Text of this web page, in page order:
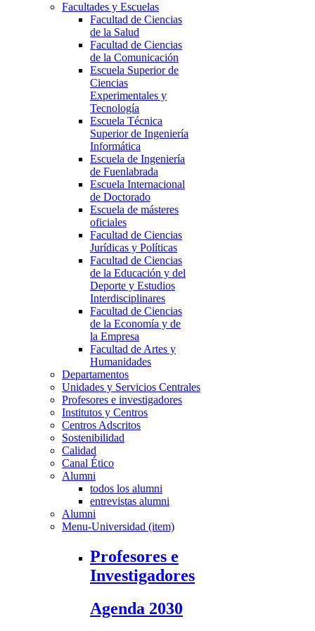
Facultades y Escuelas
Facultad de Ciencias
de la Salud
Facultad de Ciencias
de la Comunicación
Escuela Superior de
Ciencias
Experimentales y
Tecnología
Escuela Técnica
Superior de Ingeniería
Informática
Escuela de Ingeniería
de Fuenlabrada
Escuela Internacional
de Doctorado
Escuela de másteres
oficiales
Facultad de Ciencias
Jurídicas y Políticas
Facultad de Ciencias
de la Educación y del
Deporte y Estudios
Interdisciplinares
Facultad de Ciencias
de la Economía y de
la Empresa
Facultad de Artes y
Humanidades
Departamentos
Unidades y Servicios Centrales
Profesores e investigadores
Institutos y Centros
Centros Adscritos
Sostenibilidad
Calidad
Canal Ético
Alumni
todos los alumni
entrevistas alumni
Alumni
Menu-Universidad (item)
Profesores e
Investigadores
Agenda 2030